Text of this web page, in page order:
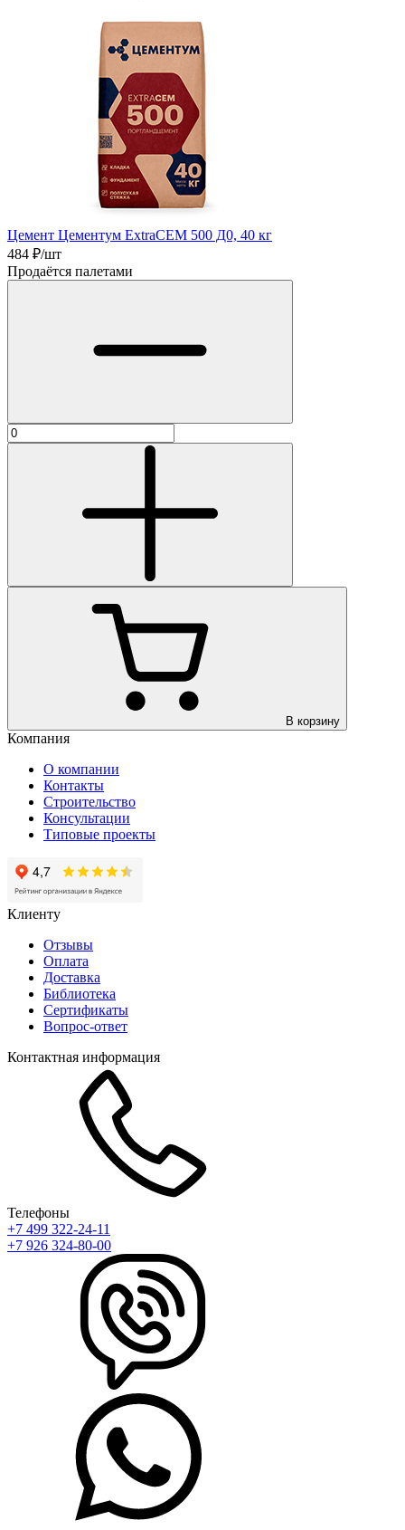
Цемент Цементум ExtraCEM 500 Д0, 40 кг
484 ₽/шт
Продаётся палетами
В корзину
Компания
О компании
Контакты
Строительство
Консультации
Типовые проекты
Клиенту
Отзывы
Оплата
Доставка
Библиотека
Сертификаты
Вопрос-ответ
Контактная информация
Телефоны
+7 499 322-24-11
+7 926 324-80-00